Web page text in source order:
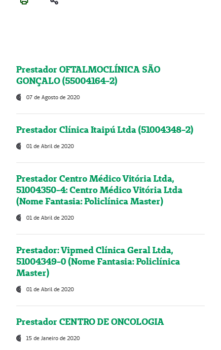
Prestador OFTALMOCLÍNICA SÃO
GONÇALO (55004164-2)
07 de Agosto de 2020
Prestador Clínica Itaipú Ltda (51004348-2)
01 de Abril de 2020
Prestador Centro Médico Vitória Ltda,
51004350-4: Centro Médico Vitória Ltda
(Nome Fantasia: Policlínica Master)
01 de Abril de 2020
Prestador: Vipmed Clínica Geral Ltda,
51004349-0 (Nome Fantasia: Policlínica
Master)
01 de Abril de 2020
Prestador CENTRO DE ONCOLOGIA
15 de Janeiro de 2020